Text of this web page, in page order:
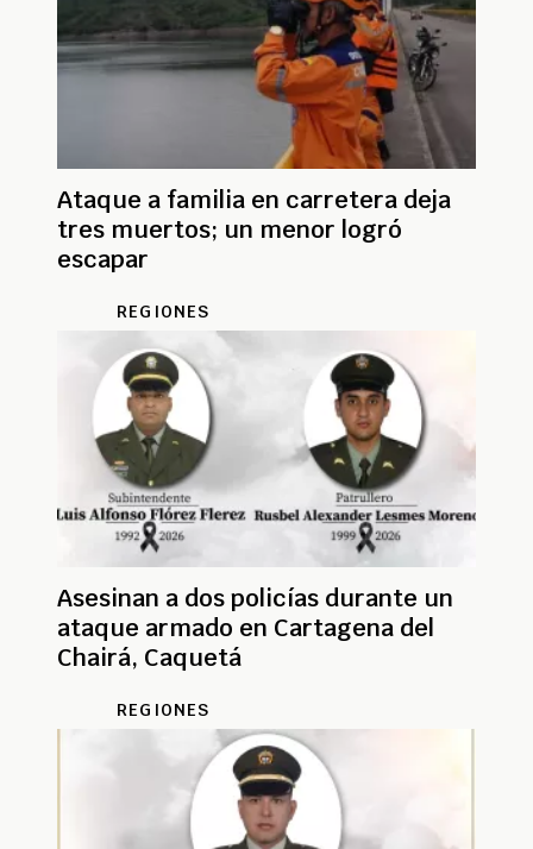
Ataque a familia en carretera deja
tres muertos; un menor logró
escapar
REGIONES
Asesinan a dos policías durante un
ataque armado en Cartagena del
Chairá, Caquetá
REGIONES